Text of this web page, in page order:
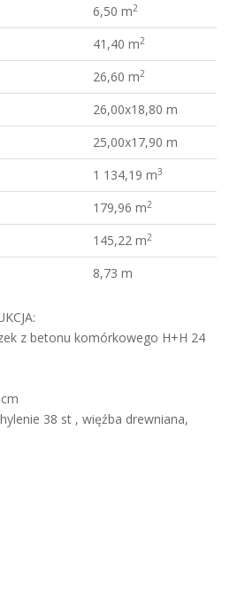
6,50 m2
41,40 m2
26,60 m2
26,00x18,80 m
25,00x17,90 m
1 134,19 m3
179,96 m2
145,22 m2
8,73 m
z betonu komórkowego H+H 24
38 st , więźba drewniana,